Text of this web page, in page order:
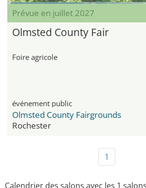
Prévue en juillet 2027
Olmsted County Fair
Foire agricole
événement public
Olmsted County Fairgrounds
Rochester
1
Calendrier des salons avec les 1